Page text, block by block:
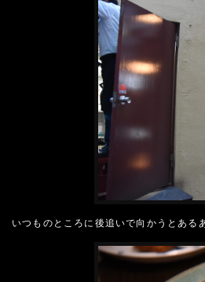
いつものところに後追いで向かうとある